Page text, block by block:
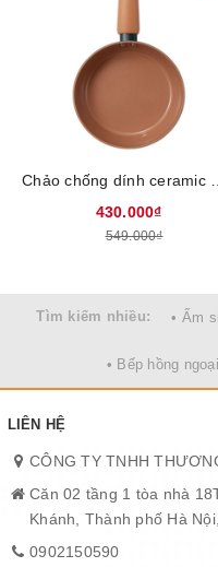
Hướng dẫn sử dụng
- Trước khi dùng nên pha
430.000₫
549.000₫
Tìm kiếm nhiều: • Ấm
• Bếp hồng
LIÊN HỆ
CÔNG TY TNHH
Căn 02 tầng 1 tòa nhà
Khánh, Thành phố Hà
0902150590